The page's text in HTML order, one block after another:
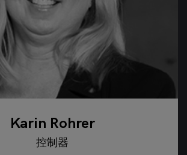
Karin Rohrer
控制器